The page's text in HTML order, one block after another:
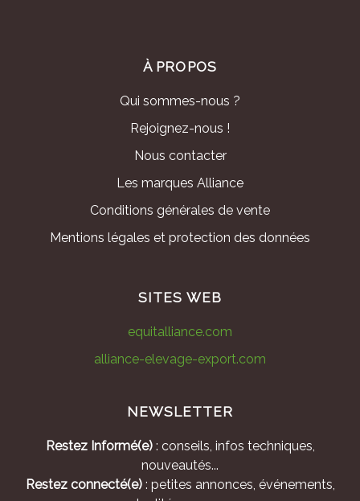
À PROPOS
Qui sommes-nous ?
Rejoignez-nous !
Nous contacter
Les marques Alliance
Conditions générales de vente
Mentions légales et protection des données
SITES WEB
equitalliance.com
alliance-elevage-export.com
NEWSLETTER
Restez Informé(e): conseils, infos techniques,
nouveautés...
Restez connecté(e): petites annonces, événements,